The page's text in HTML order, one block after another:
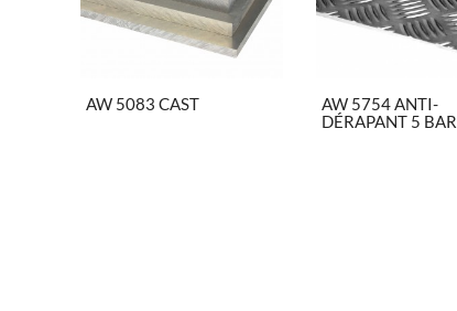
AW 5083 CAST
AW 5754 ANTI-
DÉRAPANT 5 BAR